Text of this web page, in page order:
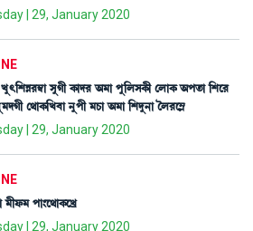
| 29, January 2020
ÎåKã A¡àƒ¹ "³à šå[ºÎA¡ã ëºàA¡ "št¡à [Åì¹
ë=àA¡[J¤à >åšã ³W¡à "³à [Åƒå>à íº¹ì´Ã
| 29, January 2020
šà}ì=àA¡ìJø
| 29, January 2020